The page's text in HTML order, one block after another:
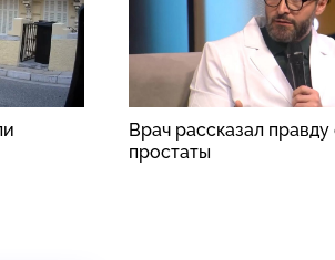
Врач рассказал
простаты